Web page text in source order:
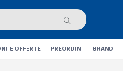
E OFFERTE PREORDINI BRAND